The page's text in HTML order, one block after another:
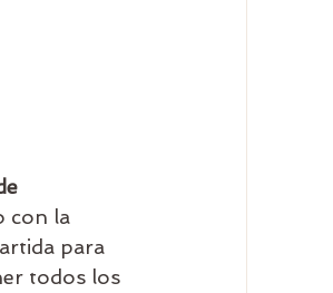
con la
para
todos los